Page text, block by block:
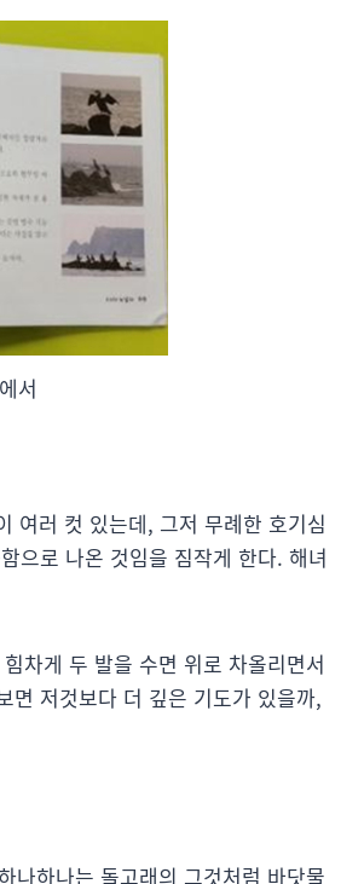
서
여러 컷 있는데, 그저 무례한 호기심
으로 나온 것임을 짐작게 한다. 해녀
차게 두 발을 수면 위로 차올리면서
면 저것보다 더 깊은 기도가 있을까,
나하나는 돌고래의 그것처럼 바닷물